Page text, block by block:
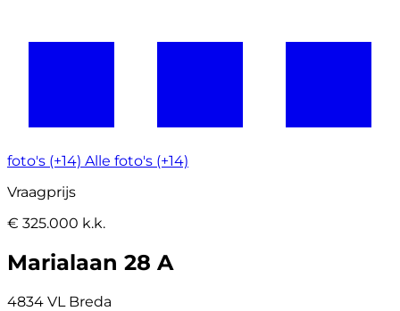
foto's (+14) Alle foto's (+14)
Vraagprijs
€ 325.000 k.k.
Marialaan 28 A
4834 VL Breda